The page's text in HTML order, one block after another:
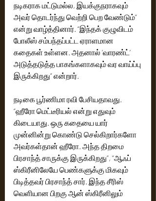
ஆனால் அதன் உள்ளே பல கதைகளும்,
பல்வேறு கேரக்டர்களும் இருப்பதை
உணர்ந்தோம். அது தனி உலகமாக மாறியது.
2023-இலேயே இந்தக் கதையை உருவாக்க
நினைத்தோம். தொடர்ந்து பல விவாதங்கள்
நடந்தன. ‘விலங்கு’ ஒரு கதையுடன்
முடிவதில்லை. அதன் தொடர்ச்சிகள்
தொடர்ந்து வரும். ‘விலங்கு 2’-இல் இடம்பெற
கேரக்டரின் பின்னணிக் கதையே ‘வாரண்ட்’.
ஒரு சாதாரண மனிதர் எவ்வாறு வலுவான
போலீஸ் அதிகாரியாக மாறுகிறார் என்பதைக்
காட்டும் கதையாக இது உருவாகியுள்ளது”
“பிரசாந்தை முதல் முறையாக ஹீரோவாக
அறிமுகப்படுத்துவதில் மகிழ்ச்சி. ‘விலங்கு’
உலகத்தோடு இது தொடர்புடையதாயினும், இது
தனித்துவமான பயணமாக இருக்கும்”
அனைவருக்கும் பிடிக்கும் என்றார்.  இயக்குநர்
பாண்டிராஜ் பேசியதாவது…, பிரசாந்த்தை
நடிகராக மட்டுமல்ல, இயக்குநராகவும்
அவர் தொடர்ந்து வெற்றி பெற வேண்டும்”
என்று வாழ்த்தினார். “இந்தக் குழுவிடம்
போலீஸ் சம்பந்தப்பட்ட ஏராளமான
கதைகள் உள்ளன. அதனால் ‘வாரண்ட்’
அடுத்தடுத்த பாகங்களாகவும் வர வாய்ப்பு
இருக்கிறது” என்றார்.
நடிகை பூர்ணிமா ரவி பேசியதாவது.
“ஹீரோ மெட்டீரியல் என்று எதுவும்
கிடையாது. ஒரு கதையை யார்
முன்னின்று கொண்டு செல்கிறார்களோ
அவர்கள்தான் ஹீரோ. அந்த திறமை
பிரசாந்த் சாருக்கு இருக்கிறது”, “ஆஃப்
ஸ்கிரீனிலேயே பெண்களுக்கு மிகவும்
பிடித்தவர் பிரசாந்த் சார். இந்த சீரிஸ்
வெளியான பிறகு ஆன் ஸ்கிரீனிலும்